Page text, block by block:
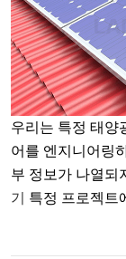
우리는 특정 태양
어를 엔지니어링
부 정보가 나열되
기
특정 프로젝트